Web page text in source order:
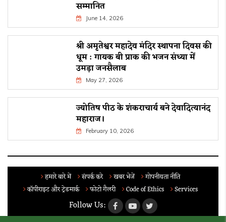
सम्मानित
June 14, 2026
श्री अमृतेश्वर महादेव मंदिर स्थापना दिवस की
धूम : गायक बी प्राक की भजन संध्या में
उमड़ा जनसैलाब
May 27, 2026
ज्योतिष पीठ के शंकराचार्य बने देवादित्यानंद
महाराज।
February 10, 2026
हमारे बारे में संपर्क करे खबर भेजें
गोपनीयता नीति
कॉपीराइट और ट्रेडमार्क
फोटो गैलरी Code of Ethics Services
Follow Us: